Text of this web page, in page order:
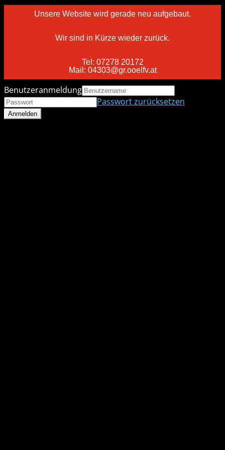
Unsere Website wird gerade neu aufgebaut.
Wir sind in Kürze wieder zurück.
Tel: 07278 20172
Mail: 04303@gr.ooelfv.at
Benutzeranmeldung
Passwort zurücksetzen